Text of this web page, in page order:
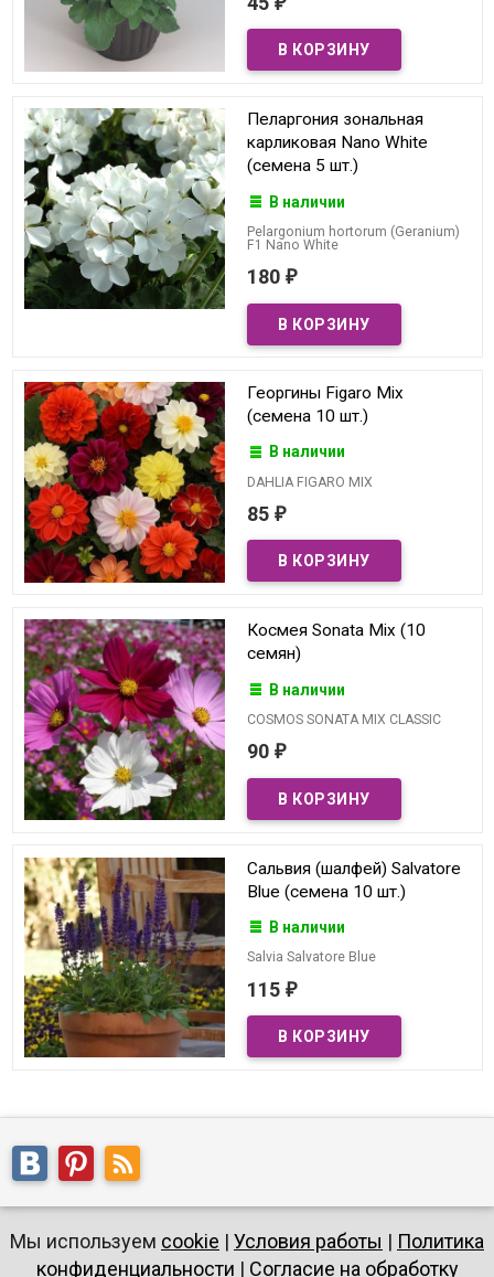
Пеларгония зональная
карликовая Nano White
(семена 5 шт.)
В наличии
Pelargonium hortorum (Geranium)
F1 Nano White
180 ₽
Георгины Figaro Mix
(семена 10 шт.)
В наличии
DAHLIA FIGARO MIX
85 ₽
Космея Sonata Mix (10
семян)
В наличии
COSMOS SONATA MIX CLASSIC
90 ₽
Сальвия (шалфей) Salvatore
Blue (семена 10 шт.)
В наличии
Salvia Salvatore Blue
115 ₽
Мы используем cookie | Условия работы | Политика
конфиденциальности | Согласие на обработку